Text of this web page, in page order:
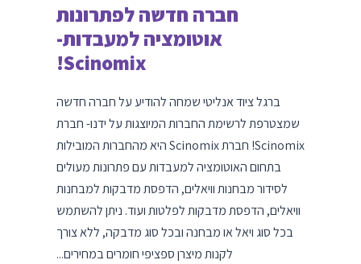
חברה חדשה לפתרונות
אוטומציה למעבדות-
Scinomix!
ברגל ציוד אנליטי שמחה להודיע על חברה חדשה
שמצטרפת לרשימת החברות המיוצגות על ידנו- חברת
Scinomix! חברת Scinomix היא מהחברות המובילות
בתחום האוטומציה למעבדות עם פתרונות מעולים
לסידור מבחנות וויאלים, הדפסת מדבקות למבחנות
וויאלים, הדפסת מדבקות לפלטות ועוד. ניתן להשתמש
בכל סוג ויאל או מבחנה ובכל סוג מדבקה, ללא צורך
לקנות מיצרן ספציפי חומרים במחירים...